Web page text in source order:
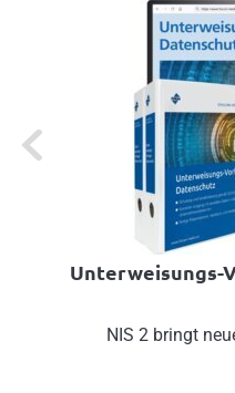
Previous
Unterweisungs-
NIS 2 bringt